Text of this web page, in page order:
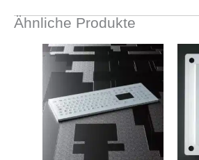
Ähnliche Produkte